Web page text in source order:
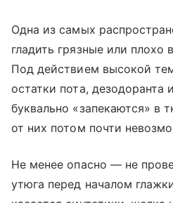
Одна из самых
гладить грязные или
Под действием высокой
остатки пота,
буквально «запекаются» в
от них потом почти
Не менее опасно — не
утюга перед началом